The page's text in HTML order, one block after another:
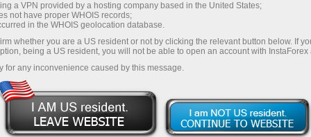
Simple Advanced
ACCOUNT
5329507
PROJECT NAME
Стабильность как в банке3
a VPN provided by a hosting company based in the United States;
not have proper WHOIS records;
in the WHOIS geolocation database.
whether you are a US resident or not by clicking the relevant button below. If
being a US resident, you will not be able to open an account with InstaForex
for any inconvenience caused by this message.